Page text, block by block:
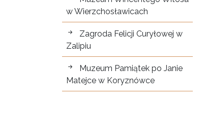
w Wierzchosławicach
Zagroda Felicji Curyłowej w
Zalipiu
Muzeum Pamiątek po Janie
Matejce w Koryznówce